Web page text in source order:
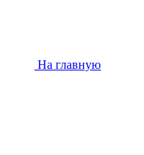
На главную